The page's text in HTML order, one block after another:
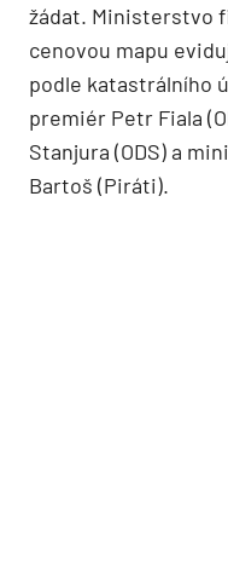
žádat. Ministerstvo
cenovou mapu
podle katastrálního
premiér Petr Fiala
Stanjura (ODS) a
Bartoš (Piráti).